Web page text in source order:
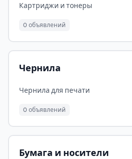
Картриджи и тонеры
0 объявлений
Чернила
Чернила для печати
0 объявлений
Бумага и носители